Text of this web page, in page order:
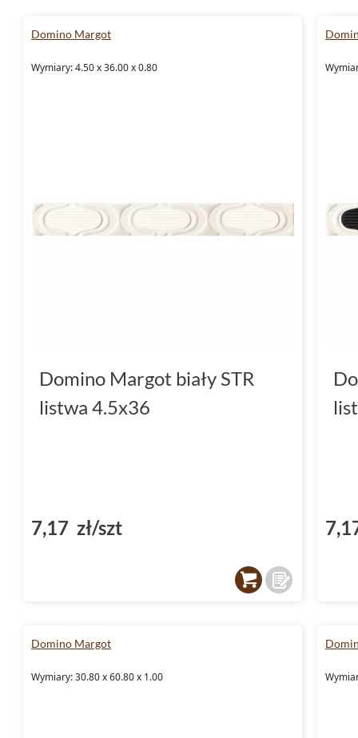
Domino Margot
Wymiary: 4.50 x 36.00 x 0.80
Domino Margot biały STR
listwa 4.5x36
7,17 zł/szt
Domino Margot
Wymiary: 30.80 x 60.80 x 1.00